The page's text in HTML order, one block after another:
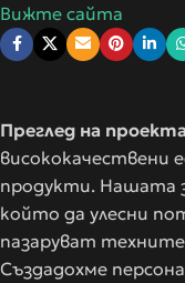
Вижте сайта
Преглед на проекта
висококачествени
продукти. Нашата
който да улесни
пазаруват
Създадохме